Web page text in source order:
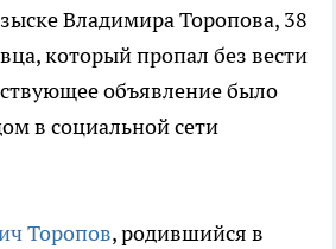
Владимира Торопова, 38
который пропал без вести
объявление было
в социальной сети
Торопов, родившийся в